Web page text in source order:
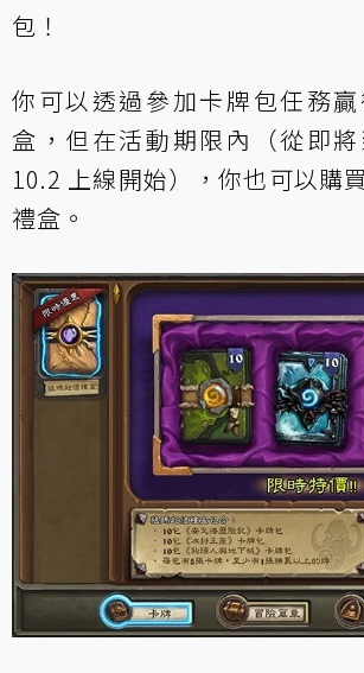
包！
你可以透過參加卡牌包任務
盒，但在活動期限內（從即
10.2 上線開始），你也可以購
禮盒。